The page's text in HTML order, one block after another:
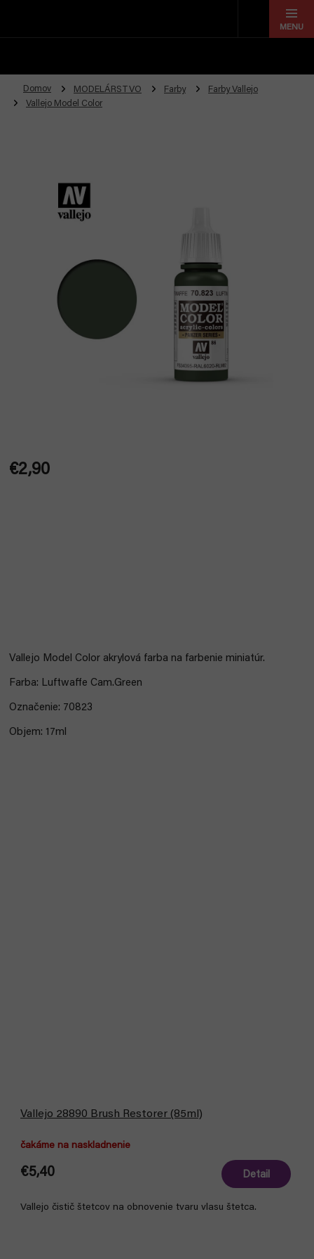
Domov MODELÁRSTVO Farby
Farby Vallejo
Vallejo Model Color
€2,90
Vallejo Model Color akrylová farba na farbenie miniatúr.
Farba: Luftwaffe Cam.Green
Označenie: 70823
Objem: 17ml
Vallejo 28890 Brush Restorer (85ml)
čakáme na naskladnenie
€5,40 Detail
Vallejo čistič štetcov na obnovenie tvaru vlasu štetca.